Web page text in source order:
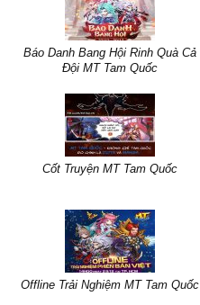
Báo Danh Bang Hội Rinh Quà Cả
Đội MT Tam Quốc
Cốt Truyện MT Tam Quốc
Offline Trải Nghiệm MT Tam Quốc